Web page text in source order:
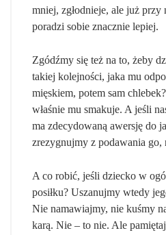
mniej, zgłodnieje, ale już przy
poradzi sobie znacznie lepiej.
Zgódźmy się też na to, żeby
takiej kolejności, jaka mu
mięskiem, potem sam
właśnie mu smakuje. A jeśli
ma zdecydowaną awersję do
zrezygnujmy z podawania go,
A co robić, jeśli dziecko w
posiłku? Uszanujmy wtedy
Nie namawiajmy, nie kuśmy
karą. Nie – to nie. Ale